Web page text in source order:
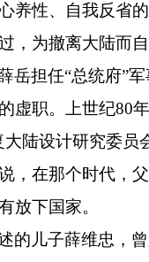
养性、自我反省
，为撤离大陆而
岳担任“总统府”
虚职。上世纪80
大陆设计研究委员
，在那个时代，
放下国家。
的儿子薛维忠，